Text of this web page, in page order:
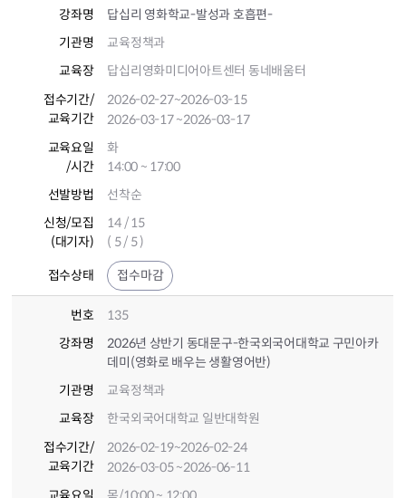
강좌명
답십리 영화학교-발성과 호흡편-
기관명
교육정책과
교육장
답십리영화미디어아트센터 동네배움터
접수기간/
교육기간
2026-02-27~2026-03-15
2026-03-17~2026-03-17
교육요일
/시간
화
14:00 ~ 17:00
선발방법
선착순
신청/모집
(대기자)
14 / 15
( 5 / 5 )
접수상태 접수마감
번호
135
강좌명
2026년 상반기 동대문구-한국외국어대학교 구민아카
데미(영화로 배우는 생활영어반)
기관명
교육정책과
교육장
한국외국어대학교 일반대학원
접수기간/
교육기간
2026-02-19~2026-02-24
2026-03-05~2026-06-11